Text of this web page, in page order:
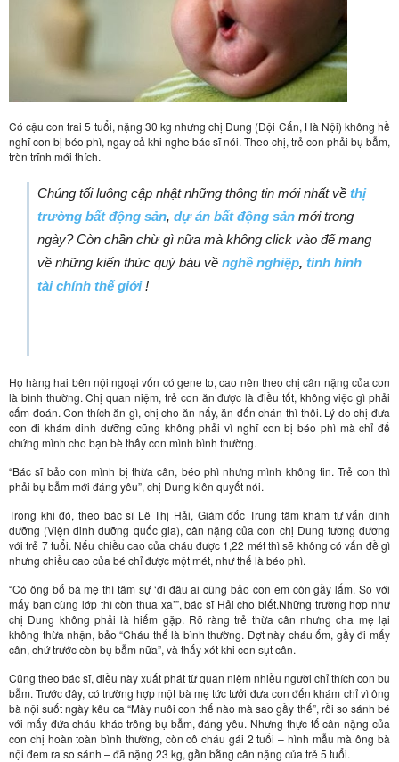
Có cậu con trai 5 tuổi, nặng 30 kg nhưng chị Dung (Đội Cấn, Hà Nội) không hề
nghĩ con bị béo phì, ngay cả khi nghe bác sĩ nói. Theo chị, trẻ con phải bụ bẫm,
tròn trĩnh mới thích.
Chúng tối luông cập nhật những thông tin mới nhất về thị
trường bất động sản, dự án bất động sản mới trong
ngày? Còn chần chừ gì nữa mà không click vào để mang
về những kiến thức quý báu về nghề nghiệp, tình hình
tài chính thế giới !
Họ hàng hai bên nội ngoại vốn có gene to, cao nên theo chị cân nặng của con
là bình thường. Chị quan niệm, trẻ con ăn được là điều tốt, không việc gì phải
cấm đoán. Con thích ăn gì, chị cho ăn nấy, ăn đến chán thì thôi. Lý do chị đưa
con đi khám dinh dưỡng cũng không phải vì nghĩ con bị béo phì mà chỉ để
chứng mình cho bạn bè thấy con mình bình thường.
“Bác sĩ bảo con mình bị thừa cân, béo phì nhưng mình không tin. Trẻ con thì
phải bụ bẫm mới đáng yêu”, chị Dung kiên quyết nói.
Trong khi đó, theo bác sĩ Lê Thị Hải, Giám đốc Trung tâm khám tư vấn dinh
dưỡng (Viện dinh dưỡng quốc gia), cân nặng của con chị Dung tương đương
với trẻ 7 tuổi. Nếu chiều cao của cháu được 1,22 mét thì sẽ không có vấn đề gì
nhưng chiều cao của bé chỉ được một mét, như thế là béo phì.
“Có ông bố bà mẹ thì tâm sự ‘đi đâu ai cũng bảo con em còn gầy lắm. So với
mấy bạn cùng lớp thì còn thua xa’”, bác sĩ Hải cho biết.Những trường hợp như
chị Dung không phải là hiếm gặp. Rõ ràng trẻ thừa cân nhưng cha mẹ lại
không thừa nhận, bảo “Cháu thế là bình thường. Đợt này cháu ốm, gầy đi mấy
cân, chứ trước còn bụ bẫm nữa”, và thấy xót khi con sụt cân.
Cũng theo bác sĩ, điều này xuất phát từ quan niệm nhiều người chỉ thích con bụ
bẫm. Trước đây, có trường hợp một bà mẹ tức tưởi đưa con đến khám chỉ vì ông
bà nội suốt ngày kêu ca “Mày nuôi con thế nào mà sao gầy thế”, rồi so sánh bé
với mấy đứa cháu khác trông bụ bẫm, đáng yêu. Nhưng thực tế cân nặng của
con chị hoàn toàn bình thường, còn cô cháu gái 2 tuổi – hình mẫu mà ông bà
nội đem ra so sánh – đã nặng 23 kg, gần bằng cân nặng của trẻ 5 tuổi.